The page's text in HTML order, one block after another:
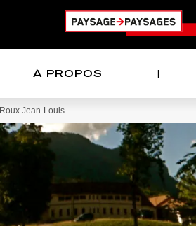
À PROPOS
Roux Jean-Louis